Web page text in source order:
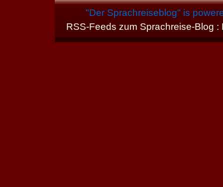
"Der Sprachreiseblog" is
RSS-Feeds zum Sprachreise-Blog :